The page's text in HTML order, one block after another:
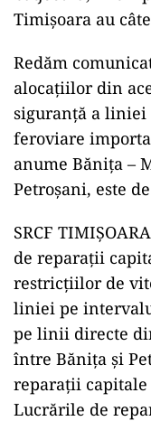
Timișoara au
Redăm
alocațiilor din
siguranță a liniei
feroviare
anume Bănița –
Petroșani, este
SRCF
de reparații
restricțiilor de
liniei pe
pe linii directe
între Bănița și
reparații capitale
Lucrările de